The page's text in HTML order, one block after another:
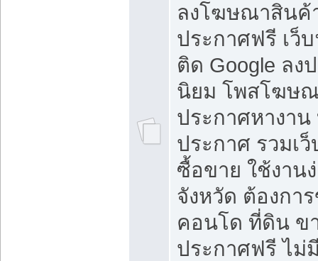
ลงโฆษณาสิน
ประกาศฟรี เว็
ติด Google ลง
นิยม โพสโฆษ
ประกาศหางาน
ประกาศ รวมเ
ซื้อขาย ใช้งาน
จังหวัด ต้องกา
คอนโด ที่ดิน ข
ประกาศฟรี ไม่